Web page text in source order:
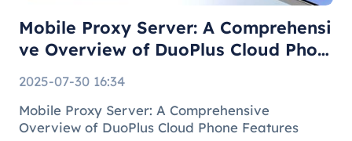
Mobile Proxy Server: A Comprehensi
ve Overview of DuoPlus Cloud Phon
2025-07-30 16:34
Mobile Proxy Server: A Comprehensive
Overview of DuoPlus Cloud Phone Features